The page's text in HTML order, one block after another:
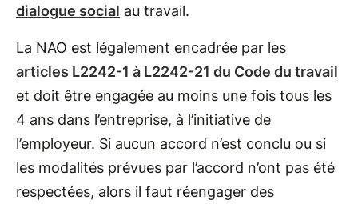
dialogue social au travail.
La NAO est légalement encadrée par les
articles L2242-1 à L2242-21 du Code du travail
et doit être engagée au moins une fois tous les
4 ans dans l’entreprise, à l’initiative de
l’employeur. Si aucun accord n’est conclu ou si
les modalités prévues par l’accord n’ont pas été
respectées, alors il faut réengager des